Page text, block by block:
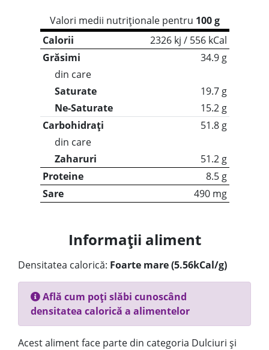
Valori medii nutriționale pentru 100 g
Calorii
2326 kj / 556 kCal
Grăsimi
34.9 g
din care
Saturate
19.7 g
Ne-Saturate
15.2 g
Carbohidrați
51.8 g
din care
Zaharuri
51.2 g
Proteine
8.5 g
Sare
490 mg
Informații aliment
Densitatea calorică: Foarte mare (5.56kCal/g)
Află cum poți slăbi cunoscând
densitatea calorică a alimentelor
Acest aliment face parte din categoria Dulciuri și